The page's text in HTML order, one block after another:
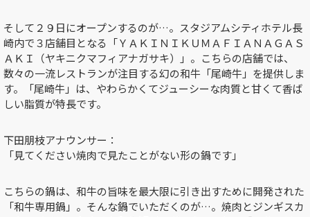
そして２９日にオープンするのが…。スタジアムシティホテル長
崎内で３店舗目となる「ＹＡＫＩＮＩＫＵＭＡＦＩＡＮＡＧＡＳ
ＡＫＩ（ヤキニクマフィアナガサキ）」。こちらの店舗では、
数々の一流レストランが注目する幻の和牛「尾崎牛」を提供しま
す。「尾崎牛」は、やわらかくてジューシーな肉質と甘くて香ば
しい脂質が特長です。
下田朋枝アナウンサー：
「見てください焼肉で見たことがない形の鍋です」
こちらの鍋は、和牛の旨味を最大限に引き出すために開発された
「和牛専用鍋」。そんな鍋でいただくのが…。焼肉とジンギスカ